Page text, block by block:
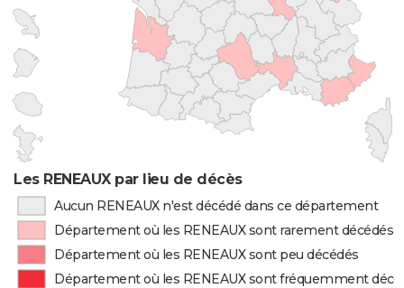
Les RENEAUX par lieu de décès
Aucun RENEAUX n'est décédé dans ce département
Département où les RENEAUX sont rarement décédés
Département où les RENEAUX sont peu décédés
Département où les RENEAUX sont fréquemment